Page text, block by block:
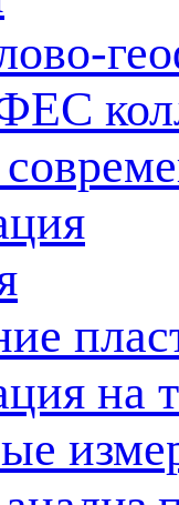
на